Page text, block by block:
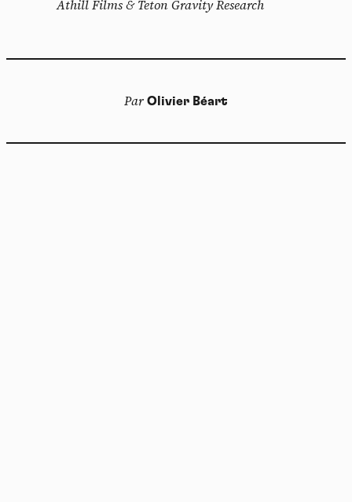
Athill Films & Teton Gravity Research
Par Olivier Béart